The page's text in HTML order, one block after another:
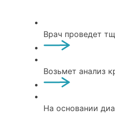
Врач проведет
Возьмет анализ
На основании